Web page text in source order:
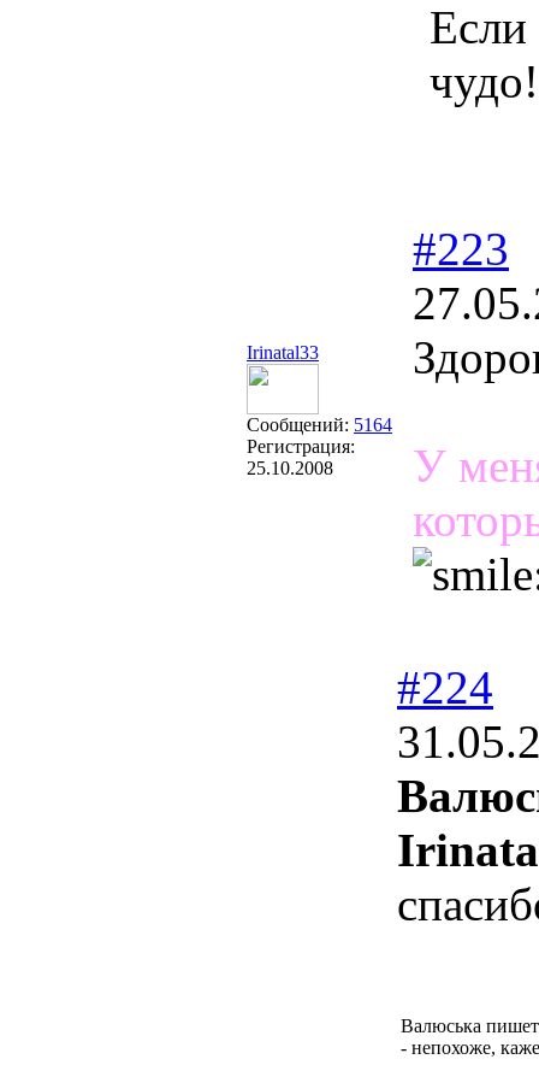
Если
Irinatal33
Сообщений: 5164
Регистрация:
25.10.2008
#223
У
#224
Валюська
- непохоже,